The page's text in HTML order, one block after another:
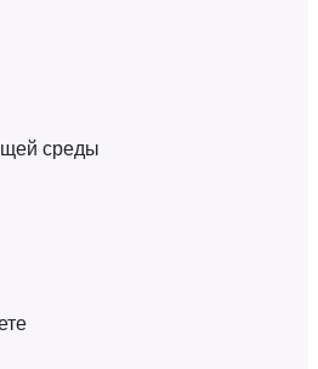
среды